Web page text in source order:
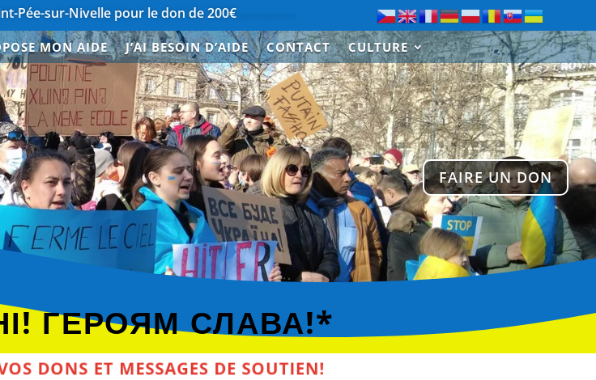
Nivelle pour le don de 200€……………………………………. Merci à Paul de Saint-Cloud pour le don de
MON AIDE J’AI BESOIN D’AIDE CONTACT CULTURE
FAIRE UN DON
ГЕРОЯМ СЛАВА!*
VOS DONS ET MESSAGES DE SOUTIEN!